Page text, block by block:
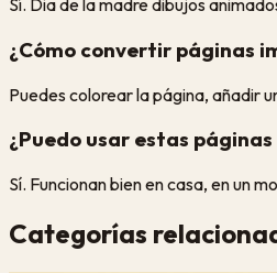
Sí. Dia de la madre dibujos
¿Cómo convertir páginas
Puedes colorear la página, añadir
¿Puedo usar estas
Sí. Funcionan bien en casa, en un
Categorías